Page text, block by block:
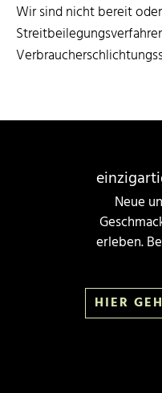
Wir sind nicht bereit
Neue
erleben.
HIER